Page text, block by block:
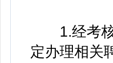
1.经考核
定办理相关